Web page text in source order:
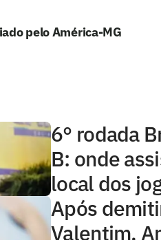
pelo América-MG
6° rodada
B: onde
local dos
Após
Valentim,